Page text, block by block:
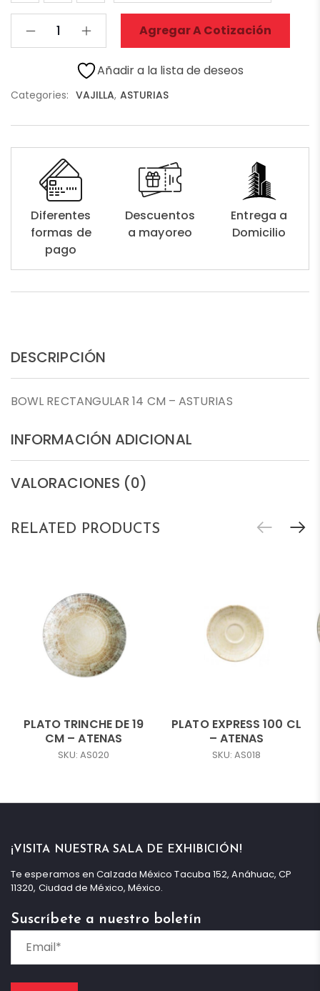
Agregar A Cotización
Añadir a la lista de deseos
Categories: VAJILLA, ASTURIAS
Diferentes
formas de
pago
Descuentos
a mayoreo
Entrega a
Domicilio
DESCRIPCIÓN
BOWL RECTANGULAR 14 CM – ASTURIAS
INFORMACIÓN ADICIONAL
VALORACIONES (0)
RELATED PRODUCTS
PLATO TRINCHE DE 19
CM – ATENAS
SKU: AS020
PLATO EXPRESS 100 CL
– ATENAS
SKU: AS018
¡VISITA NUESTRA SALA DE EXHIBICIÓN!
Te esperamos en Calzada México Tacuba 152, Anáhuac, CP
11320, Ciudad de México, México.
Suscríbete a nuestro boletín